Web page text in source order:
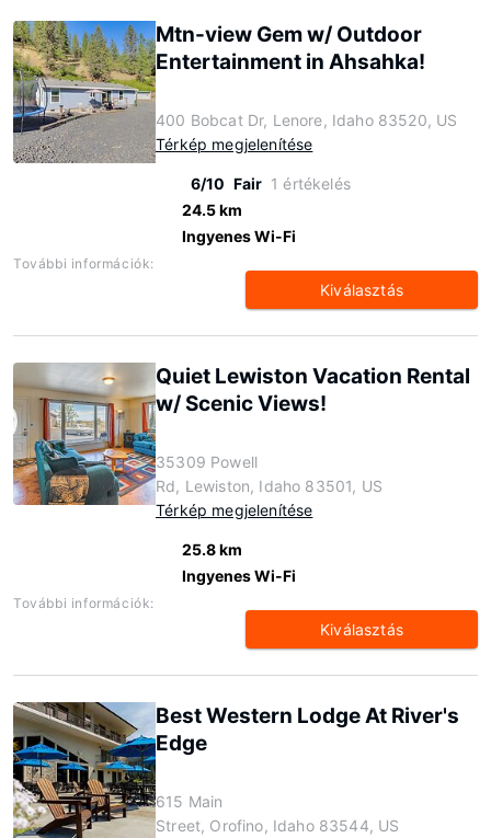
Mtn-view Gem w/ Outdoor
Entertainment in Ahsahka!
400 Bobcat Dr, Lenore, Idaho 83520, US
Térkép megjelenítése
6/10 Fair 1 értékelés
24.5 km
Ingyenes Wi-Fi
További információk:
Kiválasztás
Quiet Lewiston Vacation Rental
w/ Scenic Views!
35309 Powell
Rd, Lewiston, Idaho 83501, US
Térkép megjelenítése
25.8 km
Ingyenes Wi-Fi
További információk:
Kiválasztás
Best Western Lodge At River's
Edge
615 Main
Street, Orofino, Idaho 83544, US